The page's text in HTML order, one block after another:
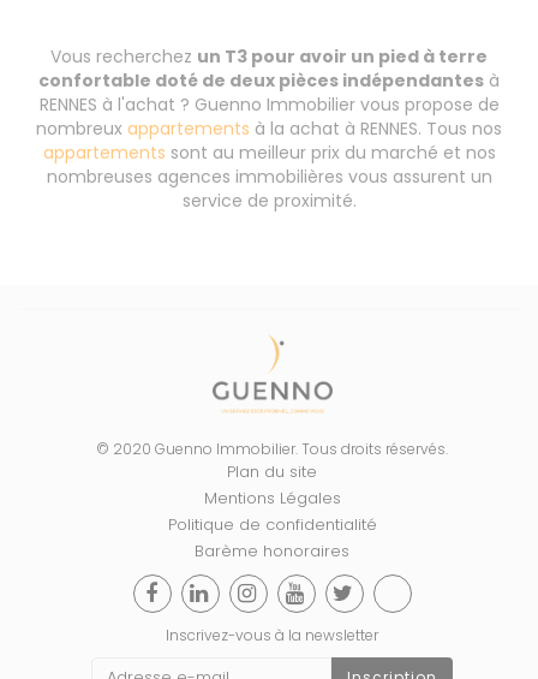
Vous recherchez un T3 pour avoir un pied à terre
confortable doté de deux pièces indépendantes à
RENNES à l'achat ? Guenno Immobilier vous propose de
nombreux appartements à la achat à RENNES. Tous nos
appartements sont au meilleur prix du marché et nos
nombreuses agences immobilières vous assurent un
service de proximité.
© 2020 Guenno Immobilier. Tous droits réservés.
Plan du site
Mentions Légales
Politique de confidentialité
Barème honoraires
Inscrivez-vous à la newsletter